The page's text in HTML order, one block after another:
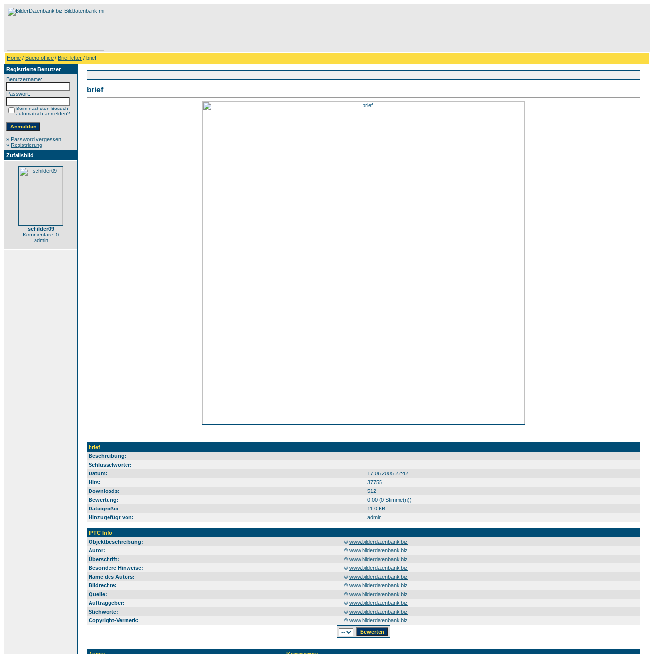
Home / Buero office / Brief letter / brief
Registrierte Benutzer
Benutzername:
Passwort:
Beim nächsten Besuch
automatisch anmelden?
» Password vergessen
» Registrierung
Zufallsbild
schilder09
Kommentare: 0
admin
brief
brief
Beschreibung:
Schlüsselwörter:
Datum:
17.06.2005 22:42
Hits:
37755
Downloads:
512
Bewertung:
0.00 (0 Stimme(n))
Dateigröße:
11.0 KB
Hinzugefügt von:
admin
IPTC Info
Objektbeschreibung:
© www.bilderdatenbank.biz
Autor:
© www.bilderdatenbank.biz
Überschrift:
© www.bilderdatenbank.biz
Besondere Hinweise:
© www.bilderdatenbank.biz
Name des Autors:
© www.bilderdatenbank.biz
Bildrechte:
© www.bilderdatenbank.biz
Quelle:
© www.bilderdatenbank.biz
Auftraggeber:
© www.bilderdatenbank.biz
Stichworte:
© www.bilderdatenbank.biz
Copyright-Vermerk:
© www.bilderdatenbank.biz